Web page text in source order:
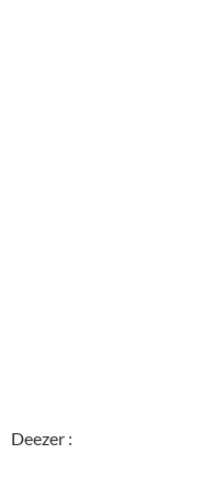
Deezer :